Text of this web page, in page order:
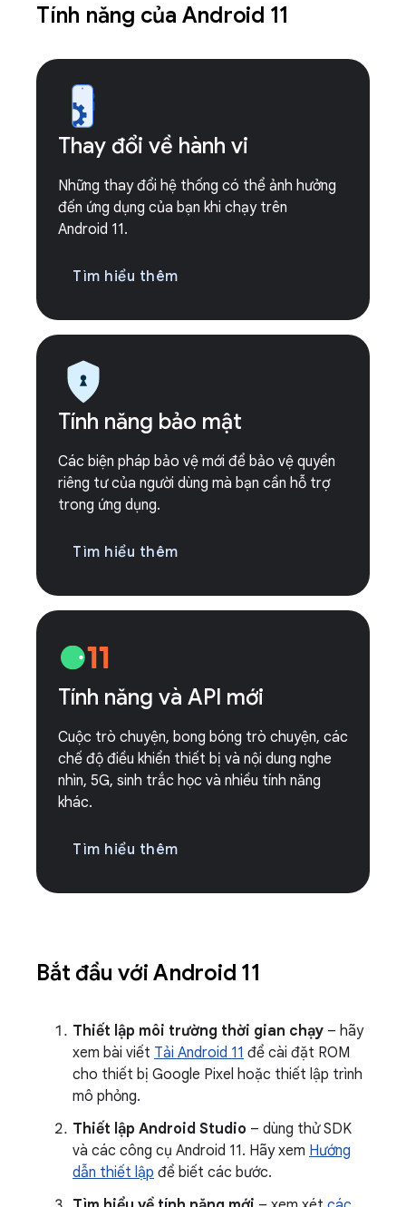
Tính năng của Android 11
Thay đổi về hành vi
Những thay đổi hệ thống có thể ảnh hưởng
đến ứng dụng của bạn khi chạy trên
Android 11.
Tìm hiểu thêm
Tính năng bảo mật
Các biện pháp bảo vệ mới để bảo vệ quyền
riêng tư của người dùng mà bạn cần hỗ trợ
trong ứng dụng.
Tìm hiểu thêm
Tính năng và API mới
Cuộc trò chuyện, bong bóng trò chuyện, các
chế độ điều khiển thiết bị và nội dung nghe
nhìn, 5G, sinh trắc học và nhiều tính năng
khác.
Tìm hiểu thêm
Bắt đầu với Android 11
Thiết lập môi trường thời gian chạy – hãy
xem bài viết Tải Android 11 để cài đặt ROM
cho thiết bị Google Pixel hoặc thiết lập trình
mô phỏng.
Thiết lập Android Studio – dùng thử SDK
và các công cụ Android 11. Hãy xem Hướng
dẫn thiết lập để biết các bước.